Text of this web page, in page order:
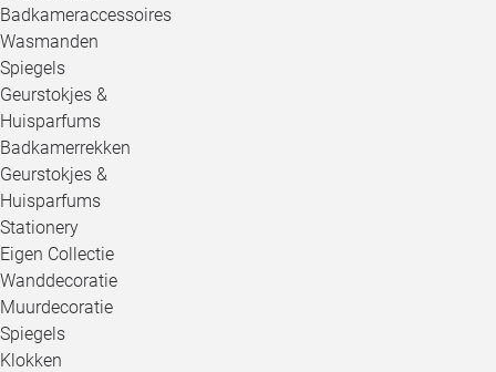
Badkameraccessoires
Wasmanden
Spiegels
Geurstokjes &
Huisparfums
Badkamerrekken
Geurstokjes &
Huisparfums
Stationery
Eigen Collectie
Wanddecoratie
Muurdecoratie
Spiegels
Klokken